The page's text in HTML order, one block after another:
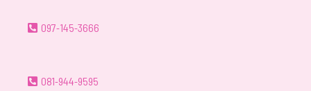
097-145-3666
081-944-9595